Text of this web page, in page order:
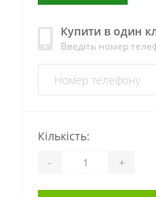
Купити в один
Введіть номер
Кількість:
- +